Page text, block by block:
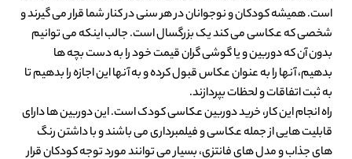
است. همیشه کودکان و نوجوانان در هر سنی در کنار شما قرار می گیرند و
شخصی که عکاسی می کند یک بزرگسال است. جالب اینکه می توانیم
بدون آن که دوربین و یا گوشی گران قیمت خود را به دست بچه ها
بدهیم، آنها را به عنوان عکاس قبول کرده و به آنها این اجازه را بدهیم تا
به ثبت اتفاقات و لحظات بپردازند.
راه انجام این کار، خرید دوربین عکاسی کودک است. این دوربین ها دارای
قابلیت هایی از جمله عکاسی و فیلمبرداری می باشند و با داشتن رنگ
های جذاب و مدل های فانتزی، بسیار می توانند مورد توجه کودکان قرار